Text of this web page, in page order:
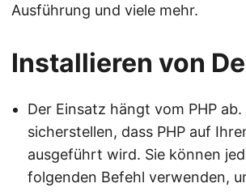
Ausführung und viele mehr.
Installieren von
Der Einsatz hängt vom PHP ab.
sicherstellen, dass PHP auf
ausgeführt wird. Sie können
folgenden Befehl verwenden,